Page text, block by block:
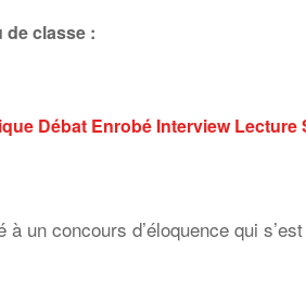
de classe :
Débat Enrobé Interview Lecture
à un concours d’éloquence qui